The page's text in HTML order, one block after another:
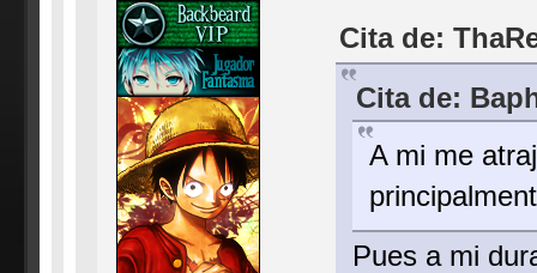
Cita de:
Cita de:
A mi me
Pues a mi